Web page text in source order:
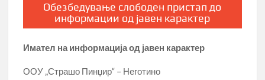
Обезбедување слободен пристап до
информации од јавен карактер
Имател на информација од јавен карактер
ООУ „Страшо Пинџир“ – Неготино